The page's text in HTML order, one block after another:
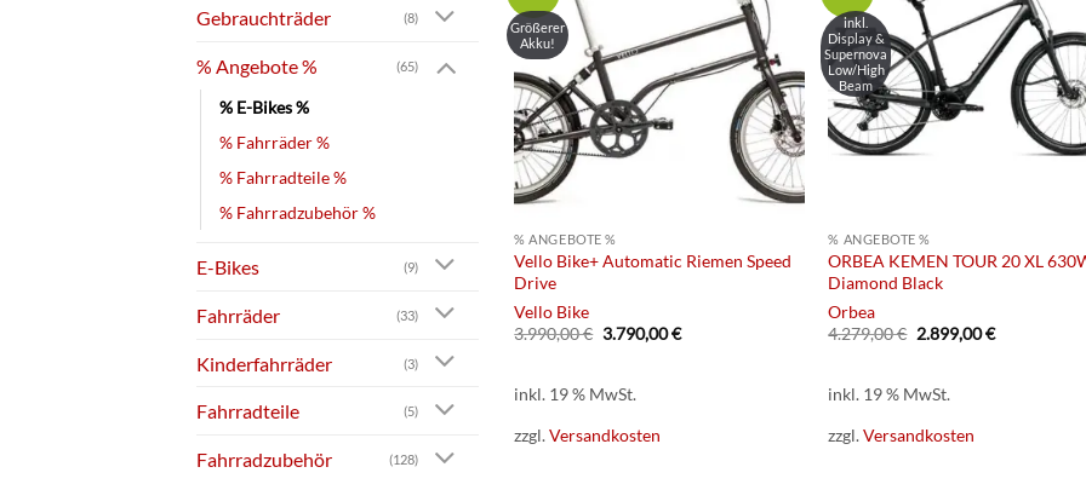
Gebrauchträder (8)
% Angebote % (65)
% E-Bikes %
% Fahrräder %
% Fahrradteile %
% Fahrradzubehör %
E-Bikes (9)
Fahrräder (33)
Kinderfahrräder (3)
Fahrradteile (5)
Fahrradzubehör (128)
Größerer
Akku!
% ANGEBOTE %
Vello Bike+ Automatic Riemen Speed
Drive
Vello Bike
3.990,00€ Ursprünglicher
3.790,00€Aktueller
inkl. 19 % MwSt.
zzgl.Versandkosten
inkl.
Display &
Supernova
Low/High
Beam
% ANGEBOTE %
ORBEA KEMEN TOUR 20 XL
Diamond Black
Orbea
4.279,00€ Ursprünglicher
2.899,00€Aktueller
inkl. 19 % MwSt.
zzgl.Versandkosten